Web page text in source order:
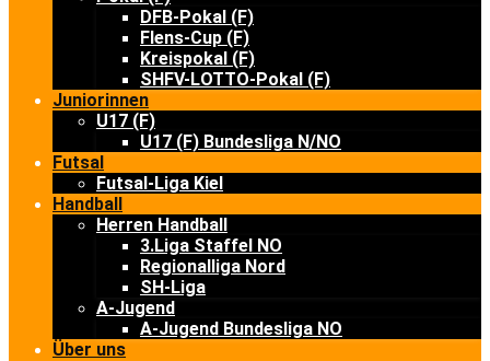
DFB-Pokal (F)
Flens-Cup (F)
Kreispokal (F)
SHFV-LOTTO-Pokal (F)
Juniorinnen
U17 (F)
U17 (F) Bundesliga N/NO
Futsal
Futsal-Liga Kiel
Handball
Herren Handball
3.Liga Staffel NO
Regionalliga Nord
SH-Liga
A-Jugend
A-Jugend Bundesliga NO
Über uns